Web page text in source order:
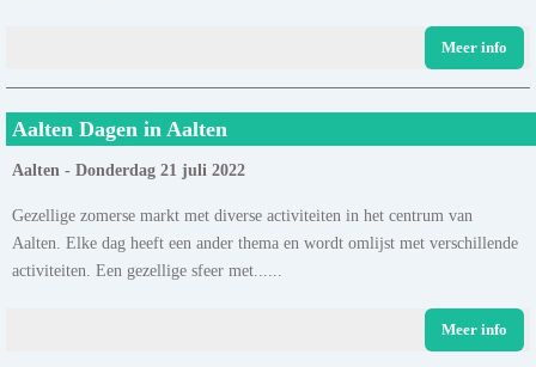
Meer info
Aalten Dagen in Aalten
Aalten - Donderdag 21 juli 2022
Gezellige zomerse markt met diverse activiteiten in het centrum van
Aalten. Elke dag heeft een ander thema en wordt omlijst met verschillende
activiteiten. Een gezellige sfeer met......
Meer info